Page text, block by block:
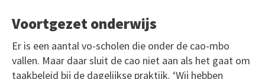
Voortgezet onderwijs
Er is een aantal vo-scholen die onder de cao-mbo
vallen. Maar daar sluit de cao niet aan als het gaat om
taakbeleid bij de dagelijkse praktijk. ‘Wij hebben